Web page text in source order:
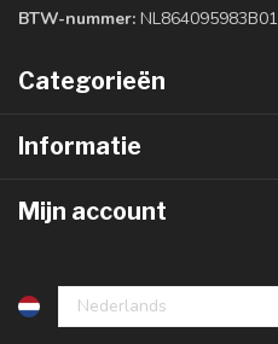
BTW-nummer: NL864095983B01
Categorieën
Informatie
Mijn account